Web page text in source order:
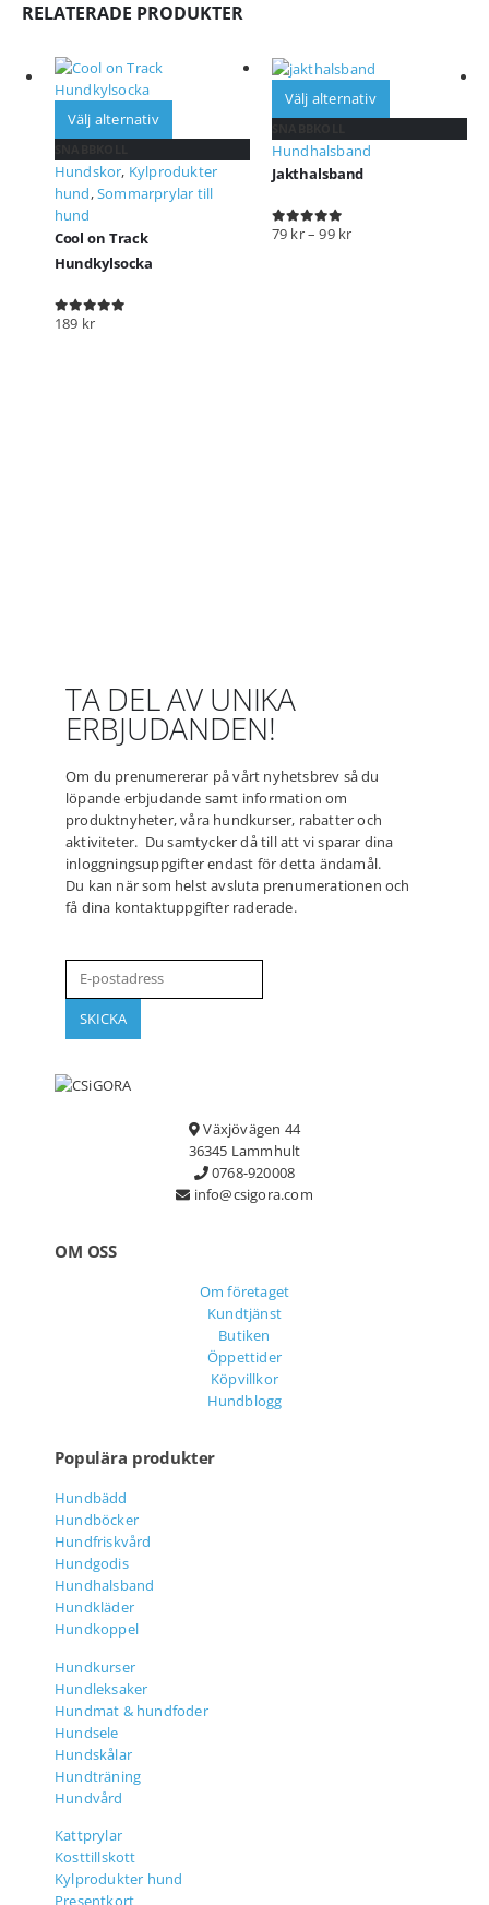
RELATERADE PRODUKTER
Välj alternativ
Hundskor, Kylprodukter
hund,Sommarprylar till
hund
Cool on Track
Hundkylsocka
0out of 5
189 kr
Välj alternativ
Hundhalsband
Jakthalsband
0out of 5
79 kr– 99 kr
TA DEL AV UNIKA
ERBJUDANDEN!
Om du prenumererar på vårt nyhetsbrev så du
löpande erbjudande samt information om
produktnyheter, våra hundkurser, rabatter och
aktiviteter. Du samtycker då till att vi sparar dina
inloggningsuppgifter endast för detta ändamål.
Du kan när som helst avsluta prenumerationen och
få dina kontaktuppgifter raderade.
Växjövägen 44
36345 Lammhult
0768-920008
info@csigora.com
OM OSS
Om företaget
Kundtjänst
Butiken
Öppettider
Köpvillkor
Hundblogg
Populära produkter
Hundbädd
Hundböcker
Hundfriskvård
Hundgodis
Hundhalsband
Hundkläder
Hundkoppel
Hundkurser
Hundleksaker
Hundmat & hundfoder
Hundsele
Hundskålar
Hundträning
Hundvård
Kattprylar
Kosttillskott
Kylprodukter hund
Presentkort